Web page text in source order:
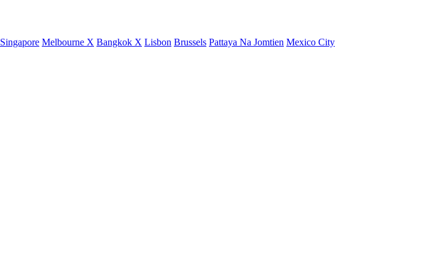
Singapore Melbourne X Bangkok X Lisbon Brussels Pattaya Na Jomtien Mexico City